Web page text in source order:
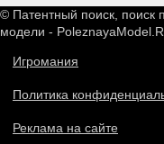
© Патентный поиск, поиск
модели -
Игромания
Политика
Реклама на сайте